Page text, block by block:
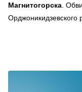
Магнитогорска .
Орджоникидзевского